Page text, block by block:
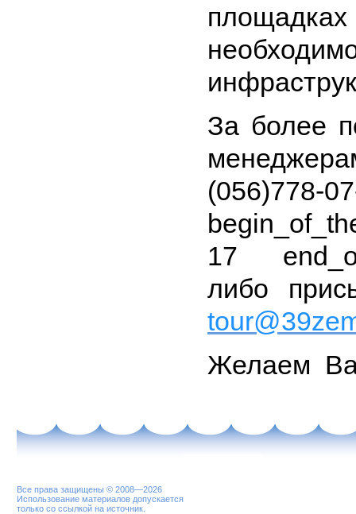
За более
(056)778-
17
либо
Желаем
Все права защищены © 2008—2026
Использование материалов допускается
только со ссылкой на источник.